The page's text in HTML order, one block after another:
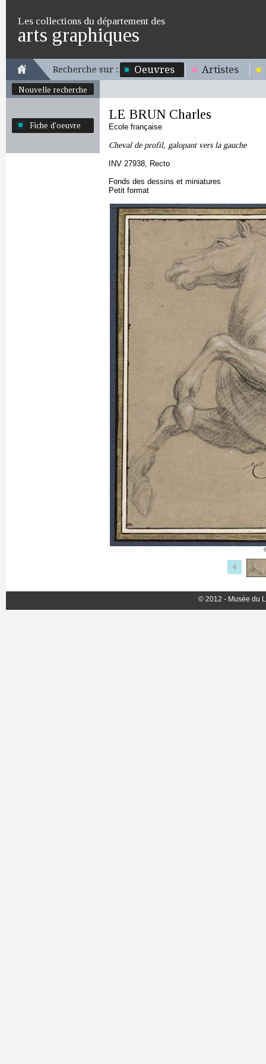
Les collections du département des
arts graphiques
Recherche sur : Oeuvres Artistes
Nouvelle recherche
Fiche d'oeuvre
LE BRUN Charles
Ecole française
Cheval de profil, galopant vers la gauche
INV 27938, Recto
Fonds des dessins et miniatures
Petit format
© 2012 - Musée du